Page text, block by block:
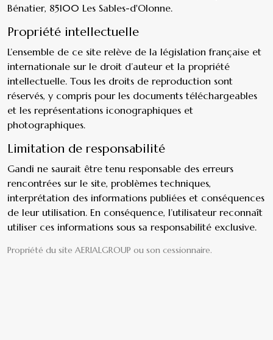
Bénatier, 85100 Les Sables-d'Olonne.
Propriété intellectuelle
L’ensemble de ce site relève de la législation française et
internationale sur le droit d’auteur et la propriété
intellectuelle. Tous les droits de reproduction sont
réservés, y compris pour les documents téléchargeables
et les représentations iconographiques et
photographiques.
Limitation de responsabilité
Gandi ne saurait être tenu responsable des erreurs
rencontrées sur le site, problèmes techniques,
interprétation des informations publiées et conséquences
de leur utilisation. En conséquence, l’utilisateur reconnaît
utiliser ces informations sous sa responsabilité exclusive.
Propriété du site AERIALGROUP ou son cessionnaire.